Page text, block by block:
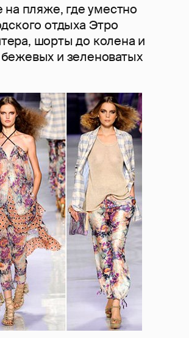
пляже, где уместно
отдыха Этро
шорты до колена и
и зеленоватых